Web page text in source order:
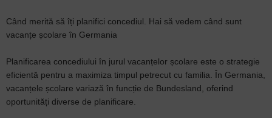
Când merită să îți planifici concediul. Hai să vedem când sunt
vacanțe școlare în Germania
Planificarea concediului în jurul vacanțelor școlare este o strategie
eficientă pentru a maximiza timpul petrecut cu familia. În Germania,
vacanțele școlare variază în funcție de Bundesland, oferind
oportunități diverse de planificare.